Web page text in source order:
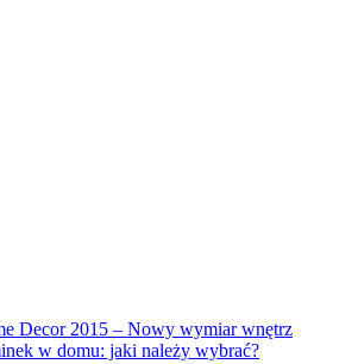
Decor 2015 – Nowy wymiar wnętrz
w domu: jaki należy wybrać?